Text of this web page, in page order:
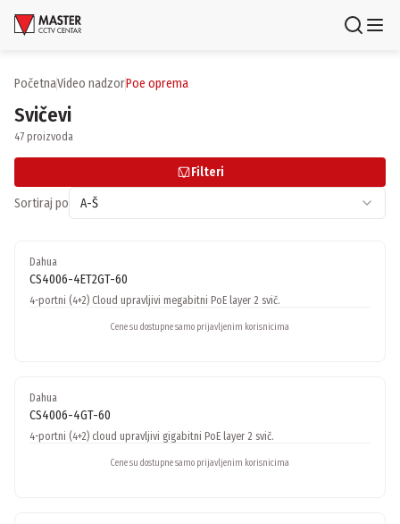
Proizvodi
Brendovi
Aktuelnosti
Zaposlenje
Početna video nadzor poe oprema
Svičevi
47 proizvoda
Filteri
Sortiraj po A-Š
Dahua
CS4006-4ET2GT-60
4-portni (4+2) Cloud upravljivi megabitni PoE layer 2 svič.
Cene su dostupne samo prijavljenim korisnicima
Dahua
CS4006-4GT-60
4-portni (4+2) cloud upravljivi gigabitni PoE layer 2 svič.
Cene su dostupne samo prijavljenim korisnicima